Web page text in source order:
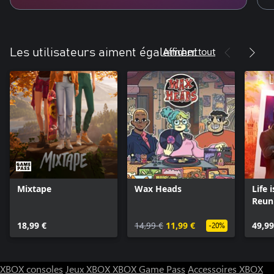
Les utilisateurs aiment également
Afficher tout
Mixtape
18,99 €
Wax Heads
14,99 € 11,99 € -20%
Life
XBOX consoles Jeux XBOXXBOX Game Pass Accessoires XBOX